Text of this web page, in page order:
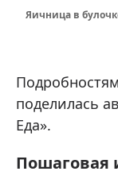
Яичница в
поделилась
Еда».
Пошаговая